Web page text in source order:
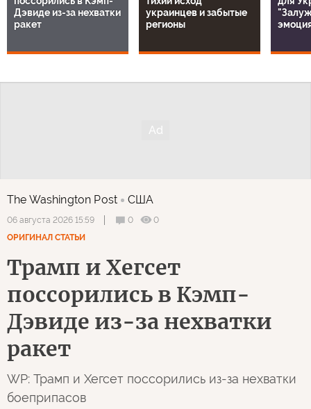
Дэвиде из-за нехватки
ракет
украинцев и забытые
регионы
The Washington Post США
06 августа 2026 15:59 0
0
ОРИГИНАЛ СТАТЬИ
Трамп и Хегсет
поссорились в Кэмп-
Дэвиде из-за нехватки
ракет
WP: Трамп и Хегсет поссорились из-за нехватки
боеприпасов